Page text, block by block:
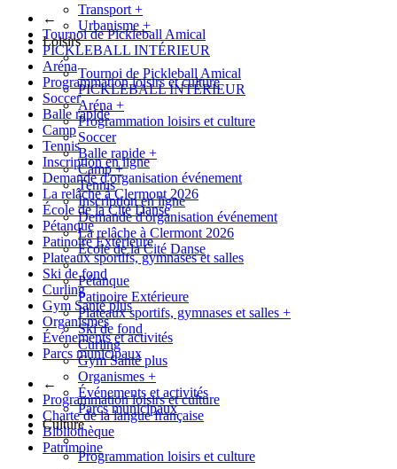
←
Tournoi de Pickleball Amical
PICKLEBALL INTÉRIEUR
Aréna
Programmation loisirs et culture
Soccer
Balle rapide
Camp
Tennis
Inscription en ligne
Demande d'organisation événement
La relâche à Clermont 2026
École de la Cité Danse
Pétanque
Patinoire Extérieure
Plateaux sportifs, gymnases et salles
Ski de fond
Curling
Gym Santé plus
Organismes
Événements et activités
Parcs municipaux
←
Programmation loisirs et culture
Charte de la langue française
Bibliothèque
Patrimoine
Transport +
Urbanisme +
Loisirs
Tournoi de Pickleball Amical
PICKLEBALL INTÉRIEUR
Aréna +
Programmation loisirs et culture
Soccer
Balle rapide +
Camp+
Tennis
Inscription en ligne
Demande d'organisation événement
La relâche à Clermont 2026
École de la Cité Danse
Pétanque
Patinoire Extérieure
Plateaux sportifs, gymnases et salles +
Ski de fond
Curling
Gym Santé plus
Organismes +
Événements et activités
Parcs municipaux
Culture
Programmation loisirs et culture